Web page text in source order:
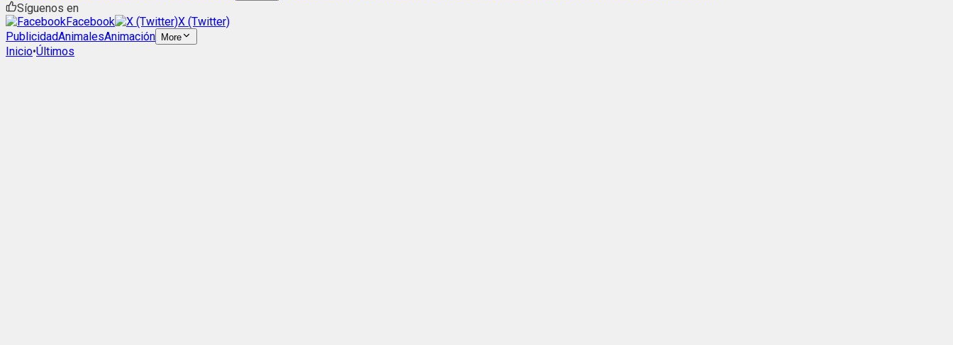
Síguenos en
Facebook
X (Twitter)
PublicidadAnimalesAnimación More
Inicio•Últimos